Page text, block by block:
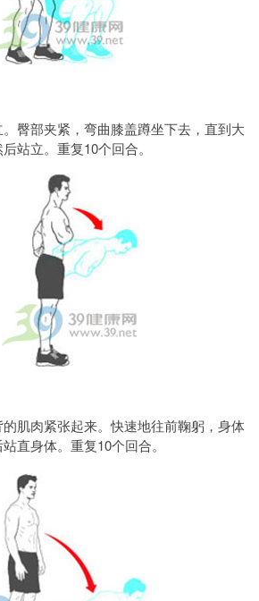
部夹紧，弯曲膝盖蹲坐下去，直到大
站立。重复10个回合。
肉紧张起来。快速地往前鞠躬，身体
直身体。重复10个回合。